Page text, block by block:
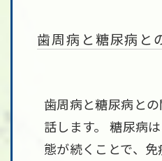
歯周病と糖尿病と
歯周病と糖尿病と
話します。 糖尿病
態が続くことで、